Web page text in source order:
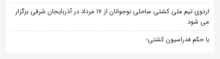
اردوی تیم ملی کشتی ساحلی نوجوانان از 17 مرداد در آذربایجان شرقی برگزار
می شود
با حکم فدراسیون کشتی؛